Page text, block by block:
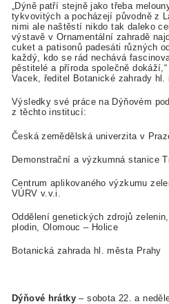
„Dýně patří stejně jako třeba
tykvovitých a pocházejí původně z
nimi ale naštěstí nikdo tak daleko
výstavě v Ornamentální zahradě
cuket a patisonů padesáti různých
každý, kdo se rád nechává
pěstitelé a příroda společně
Vacek, ředitel Botanické zahrady hl.
Výsledky své práce na Dýňovém
z těchto institucí:
Česká zemědělská univerzita v
Demonstrační a výzkumná stanice
Centrum aplikovaného výzkumu
VÚRV v.v.i.
Oddělení genetických zdrojů
plodin, Olomouc – Holice
Botanická zahrada hl. města Prahy
Dýňové hrátky – sobota 22. a